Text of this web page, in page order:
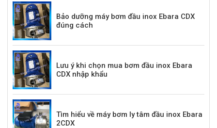
Bảo dưỡng máy bơm đầu inox Ebara CDX
đúng cách
Lưu ý khi chọn mua bơm đầu inox Ebara
CDX nhập khẩu
Tìm hiểu về máy bơm ly tâm đầu inox Ebara
2CDX